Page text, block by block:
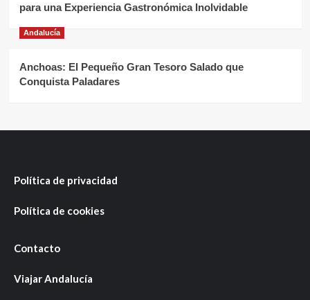
para una Experiencia Gastronómica Inolvidable
Andalucía
Anchoas: El Pequeño Gran Tesoro Salado que
Conquista Paladares
Política de privacidad
Política de cookies
Contacto
Viajar Andalucía